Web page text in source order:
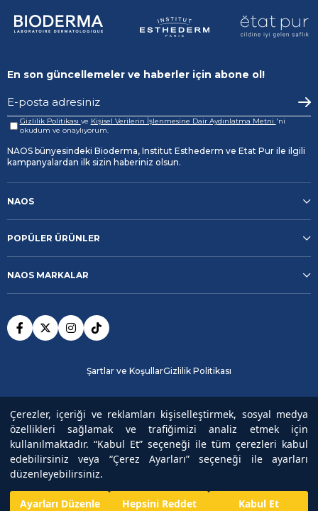
Çerezler, içeriği ve reklamları kişiselleştirmek, sosyal medya
özellikleri sağlamak ve trafiğimizi analiz etmek için
kullanılmaktadır. “Kabul Et” seçeneği ile tüm çerezleri kabul
edebilirsiniz veya “Çerez Ayarları” seçeneği ile ayarları
düzenleyebilirsiniz.
Ayarları Düzenle Hepsini Reddet Kabul Et
₺5.919,00
En son güncellemeler ve haberler için abone ol!
Gizlilik Politikası ve Kişisel Verilerin İşlenmesine Dair Aydınlatma Metni 'ni
okudum ve onaylıyorum.
NAOS bünyesindeki Bioderma, Institut Esthederm ve Etat Pur ile ilgili
kampanyalardan ilk sizin haberiniz olsun.
NAOS
POPÜLER ÜRÜNLER
NAOS MARKALAR
Şartlar ve KoşullarGizlilik Politikası
Copyright© 2025 NAOSAll rights reserved.